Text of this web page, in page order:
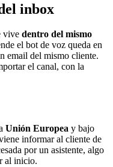
inbox
vive dentro del mismo
el bot de voz queda en
email del mismo cliente.
el canal, con la
Unión Europea y bajo
informar al cliente de
por un asistente, algo
al inicio.